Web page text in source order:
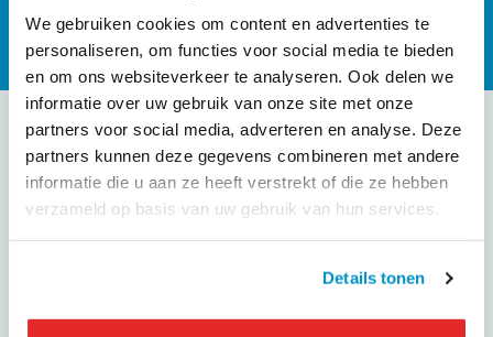
We gebruiken cookies om content en advertenties te
personaliseren, om functies voor social media te bieden
en om ons websiteverkeer te analyseren. Ook delen we
informatie over uw gebruik van onze site met onze
partners voor social media, adverteren en analyse. Deze
partners kunnen deze gegevens combineren met andere
informatie die u aan ze heeft verstrekt of die ze hebben
verzameld op basis van uw gebruik van hun services.
Details tonen